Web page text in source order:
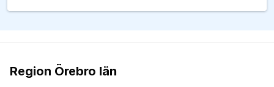
Region Örebro län